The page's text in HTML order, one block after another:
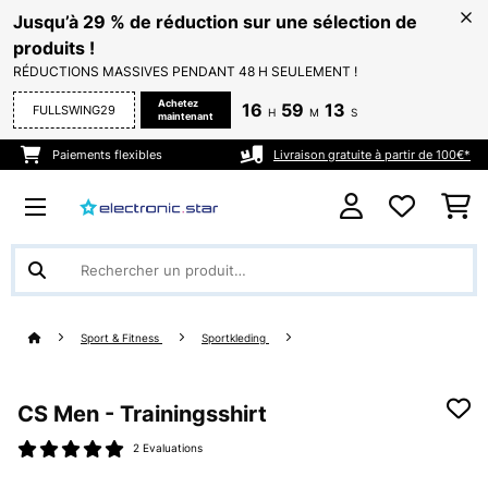
Jusqu’à 29 % de réduction sur une sélection de
produits !
RÉDUCTIONS MASSIVES PENDANT 48 H SEULEMENT !
FULLSWING29
Achetez
maintenant
16 H 59 M 13 S
Paiements flexibles Livraison gratuite à partir de 100€*
Sport & Fitness Sportkleding
CS Men - Trainingsshirt
2 Evaluations